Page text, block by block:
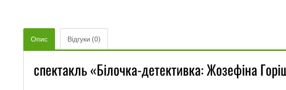
Опис Відгуки (0)
спектакль «Білочка-детективка: Жозефіна